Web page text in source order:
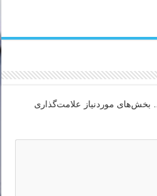
بخش‌های موردنیاز علامت‌گذاری